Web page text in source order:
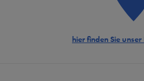
hier finden Sie